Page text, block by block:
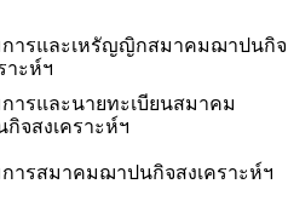
การและเหรัญญิกสมาคมฌาปนกิจ
าะห์ฯ
ารและนายทะเบียนสมาคม
จสงเคราะห์ฯ
ารสมาคมฌาปนกิจสงเคราะห์ฯ